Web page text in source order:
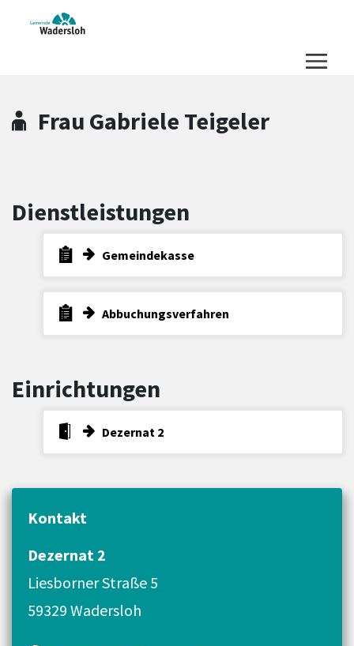
Zum Header
Zum Hauptinhalt
Zum Footer
Zum Hauptinhalt springen
Frau Gabriele Teigeler
Dienstleistungen
Gemeindekasse
Abbuchungsverfahren
Einrichtungen
Dezernat 2
Kontakt
Dezernat 2
Liesborner Straße 5
59329 Wadersloh